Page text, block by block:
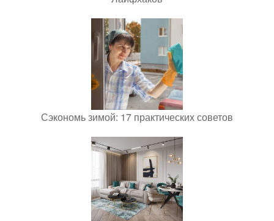
Сэкономь зимой: 17 практических советов